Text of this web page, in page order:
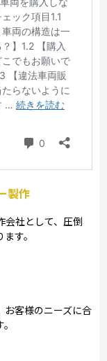
製作
会社として、圧倒
す。
お客様のニーズに合